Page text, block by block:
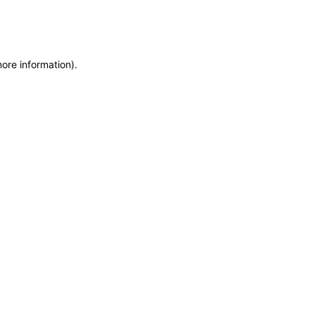
information).